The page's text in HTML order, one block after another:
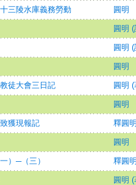
三陵水庫義務勞動 圓明
圓明 (
圓明 (
圓明
徒大會三日記 圓明 (
圓明
獲現報記 釋圓
圓明
）─（三） 釋圓
圓明 (